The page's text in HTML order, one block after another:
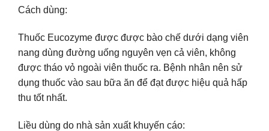
Cách dùng:
Thuốc Eucozyme được được bào chế dưới dạng viên
nang dùng đường uống nguyên vẹn cả viên, không
được tháo vỏ ngoài viên thuốc ra. Bệnh nhân nên sử
dụng thuốc vào sau bữa ăn để đạt được hiệu quả hấp
thu tốt nhất.
Liều dùng do nhà sản xuất khuyến cáo: